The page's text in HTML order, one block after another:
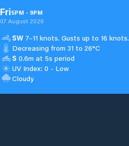
Fri5PM - 9PM
07 August 2026
SW 7–11 knots. Gusts up to 16 knots.
Decreasing from 31 to 26°C
S 0.6m at 5s period
UV Index: 0 - Low
Cloudy